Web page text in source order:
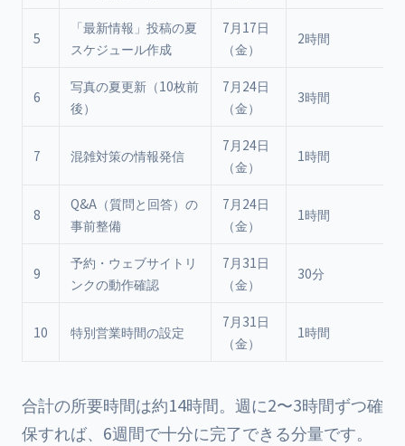
5
「最新情報」投稿の夏
スケジュール作成
7月17日
（金）
2時間
6
写真の夏更新（10枚前
後）
7月24日
（金）
3時間
7 混雑対策の情報発信
7月24日
（金）
1時間
8
Q&A（質問と回答）の
事前整備
7月24日
（金）
1時間
9
予約・ウェブサイトリ
ンクの動作確認
7月31日
（金）
30分
10 特別営業時間の設定
7月31日
（金）
1時間
合計の所要時間は約14時間。週に2〜3時間ずつ確
保すれば、6週間で十分に完了できる分量です。